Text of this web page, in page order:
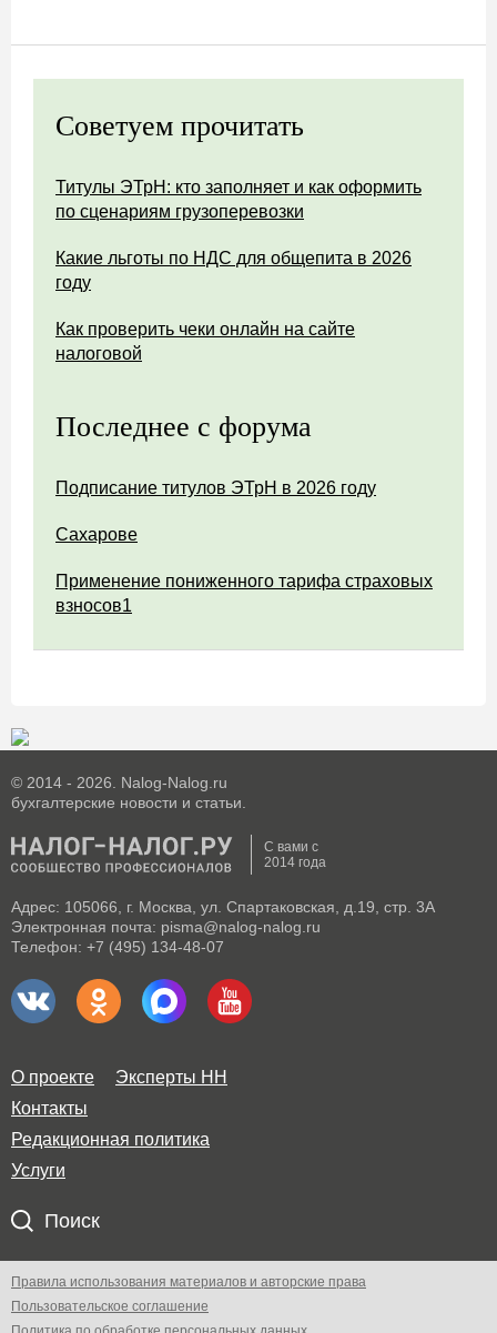
Советуем прочитать
Титулы ЭТрН: кто заполняет и как оформить
по сценариям грузоперевозки
Какие льготы по НДС для общепита в 2026
году
Как проверить чеки онлайн на сайте
налоговой
Последнее с форума
Подписание титулов ЭТрН в 2026 году
Сахарове
Применение пониженного тарифа страховых
взносов1
© 2014 - 2026. Nalog-Nalog.ru
бухгалтерские новости и статьи.
С вами с
2014 года
Адрес: 105066, г. Москва, ул. Спартаковская, д.19, стр. 3А
Электронная почта: pisma@nalog-nalog.ru
Телефон: +7 (495) 134-48-07
О проекте
Эксперты НН
Контакты
Редакционная политика
Услуги
Поиск
Правила использования материалов и авторские права
Пользовательское соглашение